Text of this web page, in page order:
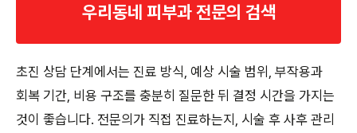
우리동네 피부과 전문의 검색
초진 상담 단계에서는 진료 방식, 예상 시술 범위, 부작용과
회복 기간, 비용 구조를 충분히 질문한 뒤 결정 시간을 가지는
것이 좋습니다. 전문의가 직접 진료하는지, 시술 후 사후 관리